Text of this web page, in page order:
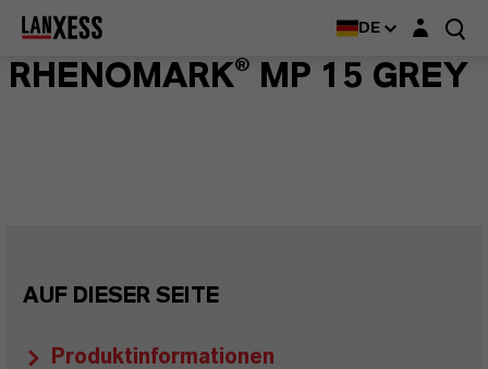
DE Login-Maske
RHENOMARK® MP 15 GREY
AUF DIESER SEITE
Produktinformationen